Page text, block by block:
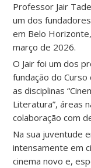
Professor Jair
um dos
em Belo
março de 2026.
O Jair foi um dos
fundação do Curso
as disciplinas
Literatura”, áreas
colaboração com
Na sua juventude
intensamente em
cinema novo e,